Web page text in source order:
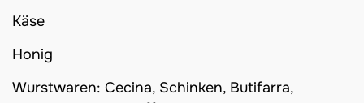
Käse
Honig
Wurstwaren: Cecina, Schinken, Butifarra,